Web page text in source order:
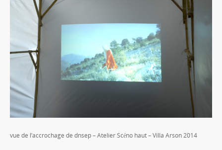
vue de l’accrochage de dnsep – Atelier Scéno haut – Villa Arson 2014